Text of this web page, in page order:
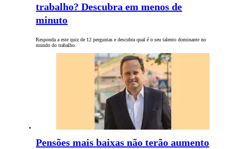
trabalho? Descubra em menos de
minuto
Responda a este quiz de 12 perguntas e descubra qual é o seu talento dominante no
mundo do trabalho.
Pensões mais baixas não terão aumento